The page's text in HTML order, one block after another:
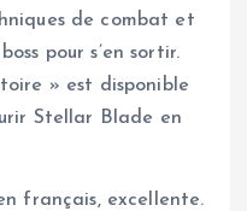
de combat et
pour s’en sortir.
» est disponible
Stellar Blade en
français, excellente.